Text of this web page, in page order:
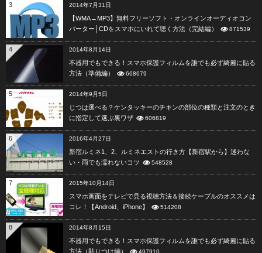
3 2014年7月31日
【WMA→MP3】無料フリーソフト・オンラインオーディオコン
バーター│CDをスマホにいれて聴く方法（完結編）
871539
4 2014年8月14日
不器用でもできる！スマホ保護フィルムを誰でも必ず綺麗に貼る
方法（準備編）
668679
5 2014年9月5日
じつは選べる？ケンタッキーのチキンの部位の種類と注文のとき
に指定して選ぶ裏ワザ
606819
6 2016年4月27日
新宿ルミネ1、2、ルミネエストの行き方【新宿駅から】迷わな
い・雨でも濡れないコツ
548528
7 2015年10月14日
スマホ画面をテレビで見る視聴方法＆接続ケーブルのオススメは
コレ！【Android、iPhone】
514208
8 2014年8月15日
不器用でもできる！スマホ保護フィルムを誰でも必ず綺麗に貼る
方法（貼りつけ編）
497910